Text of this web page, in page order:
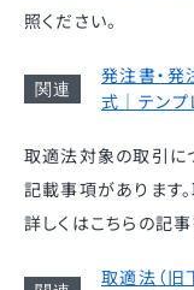
照ください。
発注書・発
式｜テンプ
取適法対象の取引に
記載事項があります
詳しくはこちらの記事
取適法（旧